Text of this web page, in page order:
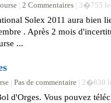
| 2 Commentaires | 3�755
Solex 2011 aura bien
. Après 2 mois
...
| Pas de commentaire | 2�830
d'Orges. Vous pouvez